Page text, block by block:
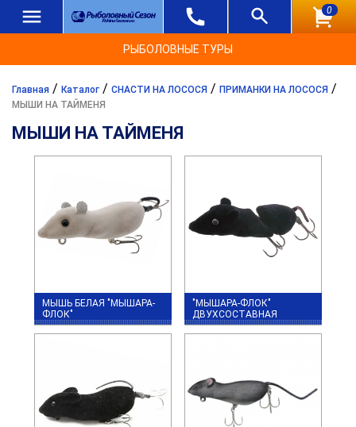
0
РЫБОЛОВНЫЕ ТУРЫ
Главная / Каталог / СНАСТИ НА ЛОСОСЯ / ПРИМАНКИ НА ЛОСОСЯ /
МЫШИ НА ТАЙМЕНЯ
МЫШИ НА ТАЙМЕНЯ
МЫШЬ БЕЛАЯ "МЫШАРА-
ФЛОК"
"МЫШАРА-ФЛОК"
ДВУХСОСТАВНАЯ